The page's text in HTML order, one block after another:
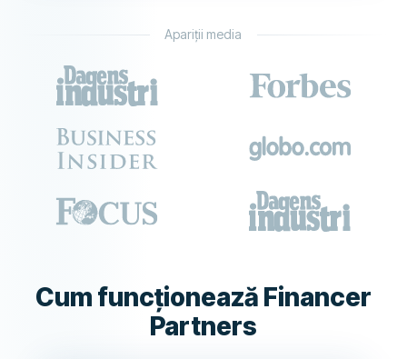
Apariții media
Cum funcționează Financer
Partners